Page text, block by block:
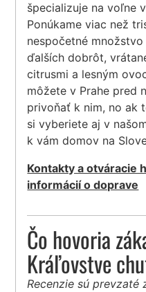
špecializuje na voľne
Ponúkame viac než
nespočetné
ďalších dobrôt,
citrusmi a lesným
môžete v Prahe pred
privoňať k nim, no ak
si vyberiete aj v
k vám domov na
Kontakty a otváracie
informácií o doprave
Čo hovoria
Kráľovstve
Recenzie sú prevzaté